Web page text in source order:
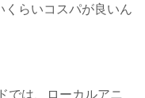
らいコスパが良いん
では、ローカルアニ